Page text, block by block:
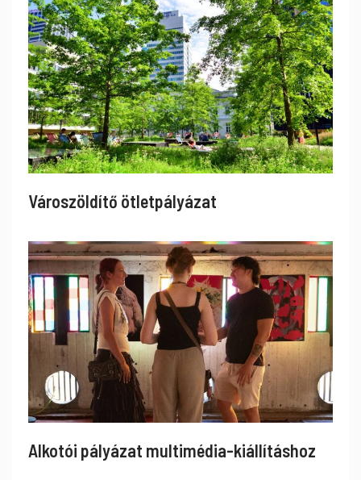
Városzöldítő ötletpályázat
Alkotói pályázat multimédia-kiállításhoz